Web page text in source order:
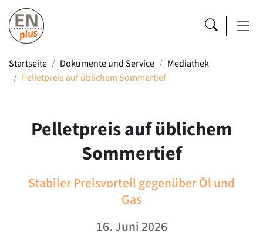
Startseite Dokumente und Service
Mediathek
Pelletpreis auf üblichem Sommertief
Pelletpreis auf üblichem
Sommertief
Stabiler Preisvorteil gegenüber Öl und
Gas
16. Juni 2026